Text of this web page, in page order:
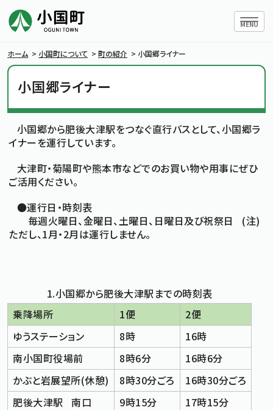
ハンバ
MENU
暮らしの情報
行政情報
条例・規則
文字サイズ 標準
文字の大きさをもとの大きさに戻す
拡大
文字を大きくする
背景色変更
背景色の変更：白
背景色の変更：黒
背景色の変更：青
Foreign Language
メニューを閉じる
ホーム > 小国町について > 町の紹介 > 小国郷ライナー
小国郷ライナー
小国郷から肥後大津駅をつなぐ直行バスとして、小国郷ラ
イナーを運行しています。
大津町・菊陽町や熊本市などでのお買い物や用事にぜひ
ご活用ください。
●運行日・時刻表
毎週火曜日、金曜日、土曜日、日曜日及び祝祭日 (注)
ただし、1月・2月は運行しません。
1.小国郷から肥後大津駅までの時刻表
乗降場所
1便
2便
ゆうステーション
8時
16時
南小国町役場前
8時6分
16時6分
かぶと岩展望所(休憩)
8時30分ごろ
16時30分ごろ
肥後大津駅 南口
9時15分 17時15分